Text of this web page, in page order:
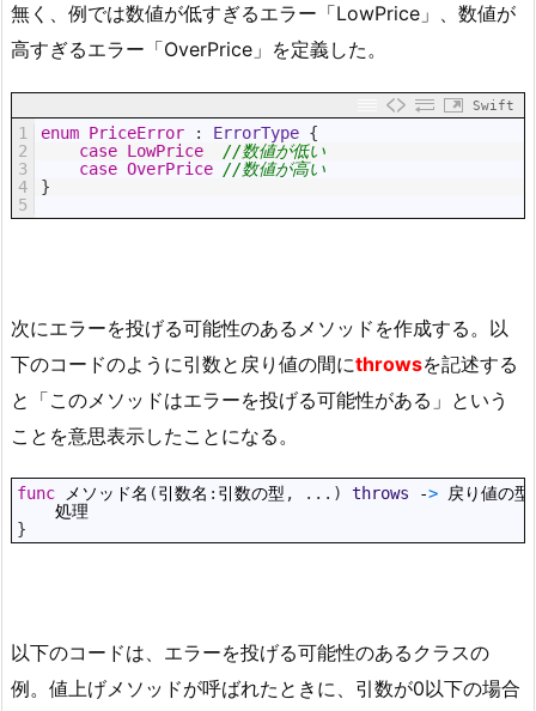
無く、例では数値が低すぎるエラー「LowPrice」、数値が
高すぎるエラー「OverPrice」を定義した。
Swift
1
2
3
4
5
enum PriceError : ErrorType {
case LowPrice
//数値が低い
case OverPrice //数値が高い
}
次にエラーを投げる可能性のあるメソッドを作成する。以
下のコードのように引数と戻り値の間にthrowsを記述する
と「このメソッドはエラーを投げる可能性がある」という
ことを意思表示したことになる。
func メソッド名 (引数名 : 引数の型 , . . . ) throws -> 戻り値の型
処理
}
以下のコードは、エラーを投げる可能性のあるクラスの
例。値上げメソッドが呼ばれたときに、引数が0以下の場合